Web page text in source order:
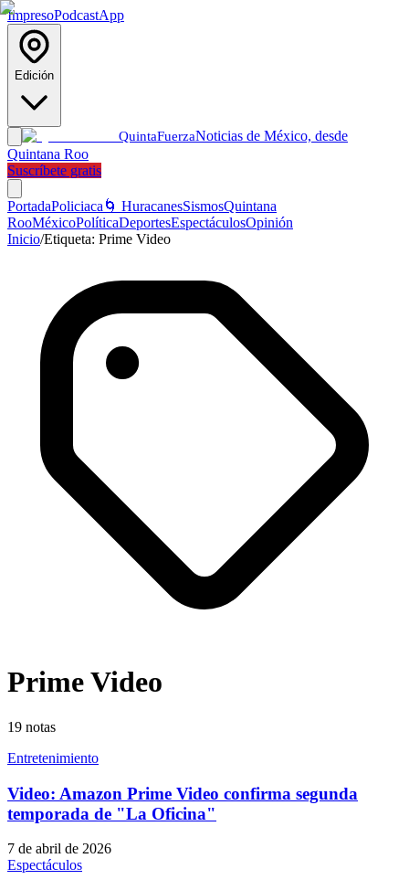
ImpresoPodcastApp
Edición
QuintaFuerzaNoticias de México, desde
Quintana Roo
Suscríbete gratis
PortadaPoliciaca 🌀 HuracanesSismosQuintana
RooMéxicoPolíticaDeportesEspectáculosOpinión
Inicio/Etiqueta: Prime Video
Prime Video
19 notas
Entretenimiento
Video: Amazon Prime Video confirma segunda
temporada de "La Oficina"
7 de abril de 2026
Espectáculos